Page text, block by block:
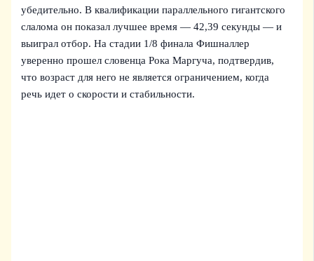
убедительно. В квалификации параллельного гигантского
слалома он показал лучшее время — 42,39 секунды — и
выиграл отбор. На стадии 1/8 финала Фишналлер
уверенно прошел словенца Рока Маргуча, подтвердив,
что возраст для него не является ограничением, когда
речь идет о скорости и стабильности.